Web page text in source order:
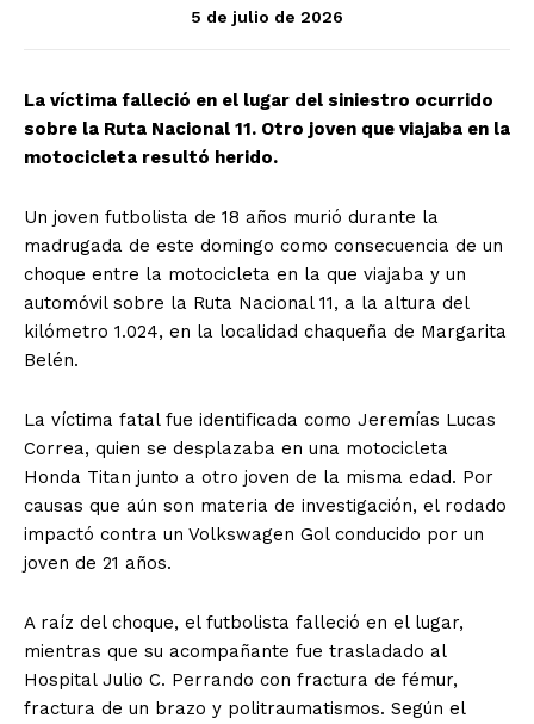
5 de julio de 2026
La víctima falleció en el lugar del siniestro ocurrido
sobre la Ruta Nacional 11. Otro joven que viajaba en la
motocicleta resultó herido.
Un joven futbolista de 18 años murió durante la
madrugada de este domingo como consecuencia de un
choque entre la motocicleta en la que viajaba y un
automóvil sobre la Ruta Nacional 11, a la altura del
kilómetro 1.024, en la localidad chaqueña de Margarita
Belén.
La víctima fatal fue identificada como Jeremías Lucas
Correa, quien se desplazaba en una motocicleta
Honda Titan junto a otro joven de la misma edad. Por
causas que aún son materia de investigación, el rodado
impactó contra un Volkswagen Gol conducido por un
joven de 21 años.
A raíz del choque, el futbolista falleció en el lugar,
mientras que su acompañante fue trasladado al
Hospital Julio C. Perrando con fractura de fémur,
fractura de un brazo y politraumatismos. Según el